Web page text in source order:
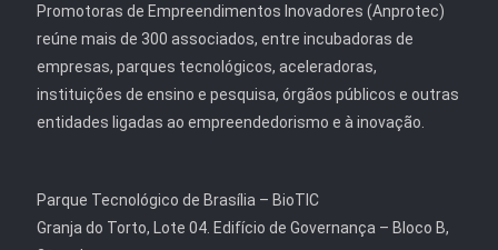
Promotoras de Empreendimentos Inovadores (Anprotec)
reúne mais de 300 associados, entre incubadoras de
empresas, parques tecnológicos, aceleradoras,
instituições de ensino e pesquisa, órgãos públicos e outras
entidades ligadas ao empreendedorismo e à inovação.
Parque Tecnológico de Brasília – BioTIC
Granja do Torto, Lote 04. Edifício de Governança – Bloco B,